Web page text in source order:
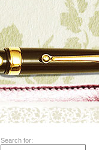
Search for: